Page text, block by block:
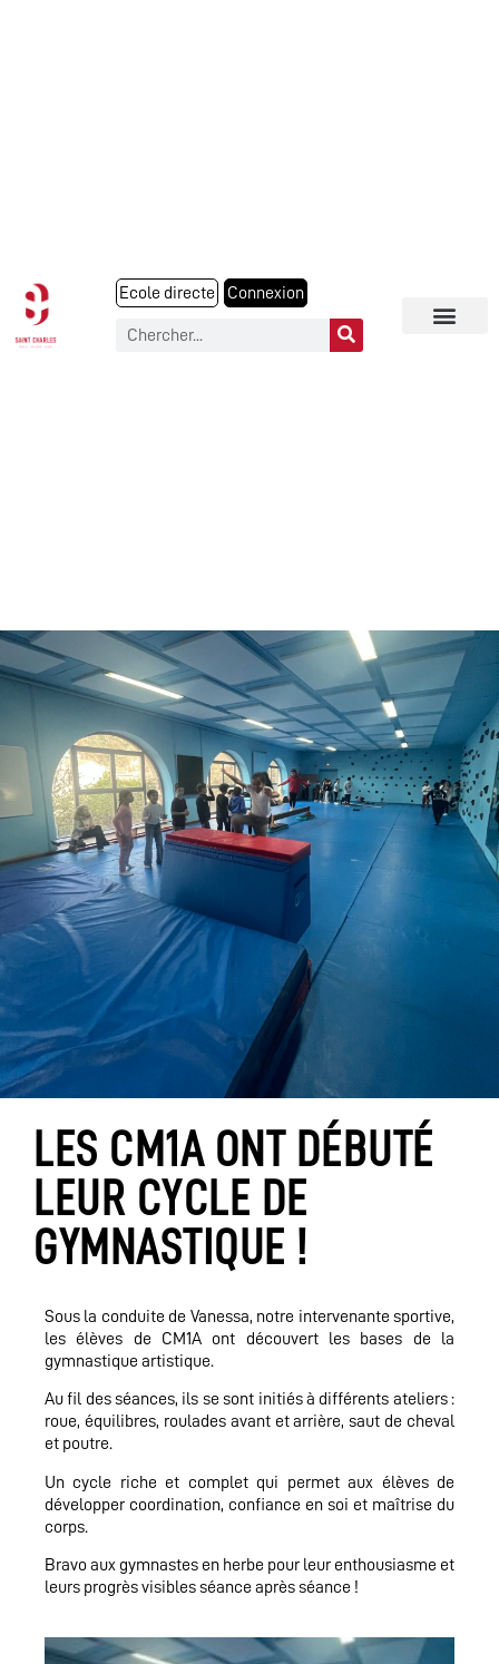
Ecole directe Connexion
LES CM1A ONT DÉBUTÉ
LEUR CYCLE DE
GYMNASTIQUE !
Sous la conduite de Vanessa, notre intervenante sportive,
les élèves de CM1A ont découvert les bases de la
gymnastique artistique.
Au fil des séances, ils se sont initiés à différents ateliers :
roue, équilibres, roulades avant et arrière, saut de cheval
et poutre.
Un cycle riche et complet qui permet aux élèves de
développer coordination, confiance en soi et maîtrise du
corps.
Bravo aux gymnastes en herbe pour leur enthousiasme et
leurs progrès visibles séance après séance !